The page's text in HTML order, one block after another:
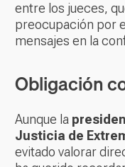
entre los jueces,
preocupación por
mensajes en la
Obligación
Aunque la
Justicia de
evitado valorar